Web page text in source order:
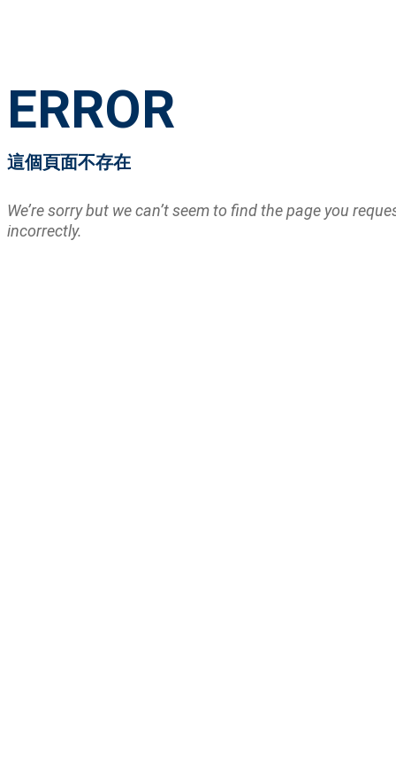
ERROR
這個頁面不存在
We’re sorry but we can’t seem to find the page you
incorrectly.